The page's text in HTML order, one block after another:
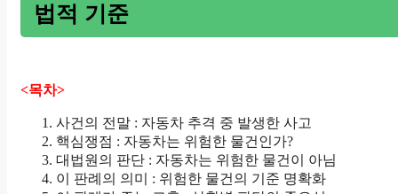
법적 기준
<목차>
사건의 전말 : 자동차 추격 중 발생한 사고
핵심쟁점 : 자동차는 위험한 물건인가?
대법원의 판단 : 자동차는 위험한 물건이 아님
이 판례의 의미 : 위험한 물건의 기준 명확화